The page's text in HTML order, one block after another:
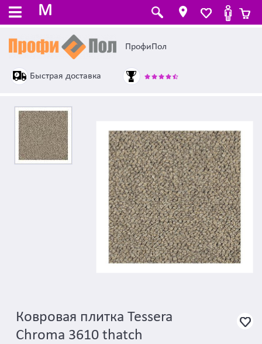
M
ПрофиПол
Быстрая доставка
Ковровая плитка Tessera
Chroma 3610 thatch